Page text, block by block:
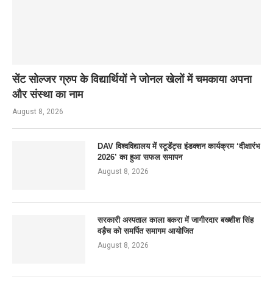
सेंट सोल्जर ग्रुप के विद्यार्थियों ने जोनल खेलों में चमकाया अपना
और संस्था का नाम
August 8, 2026
DAV विश्वविद्यालय में स्टूडेंट्स इंडक्शन कार्यक्रम ‘दीक्षारंभ
2026’ का हुआ सफल समापन
August 8, 2026
सरकारी अस्पताल काला बकरा में जागीरदार बख्शीश सिंह
वड़ैच को समर्पित समागम आयोजित
August 8, 2026